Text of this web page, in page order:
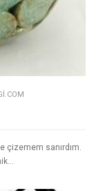
çizemem sanırdım.